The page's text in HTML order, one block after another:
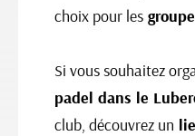
choix pour les
Si vous souhaitez
padel dans le
club, découvrez un